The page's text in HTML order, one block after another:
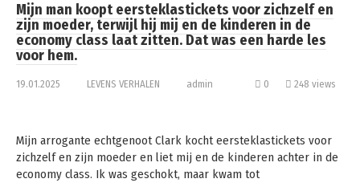
Mijn man koopt eersteklastickets voor zichzelf en
zijn moeder, terwijl hij mij en de kinderen in de
economy class laat zitten. Dat was een harde les
voor hem.
19.01.2025 LEVENS VERHALEN admin 0 248 views
Mijn arrogante echtgenoot Clark kocht eersteklastickets voor
zichzelf en zijn moeder en liet mij en de kinderen achter in de
economy class. Ik was geschokt, maar kwam tot